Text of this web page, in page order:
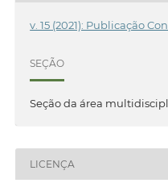
v. 15 (2021): Publicação
SEÇÃO
Seção da área
LICENÇA